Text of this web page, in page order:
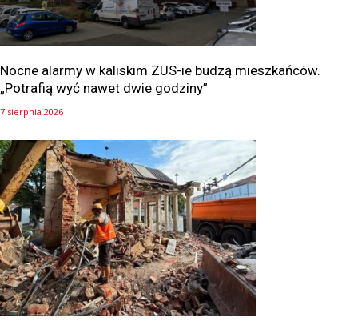
Nocne alarmy w kaliskim ZUS-ie budzą mieszkańców.
„Potrafią wyć nawet dwie godziny”
7 sierpnia 2026